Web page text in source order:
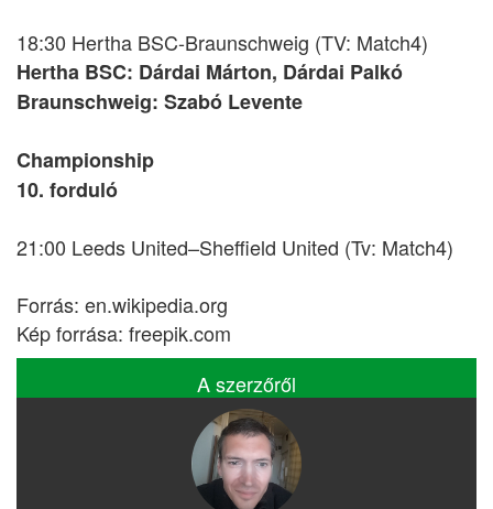
18:30 Hertha BSC-Braunschweig (TV: Match4)
Hertha BSC: Dárdai Márton, Dárdai Palkó
Braunschweig: Szabó Levente
Championship
10. forduló
21:00 Leeds United–Sheffield United (Tv: Match4)
Forrás: en.wikipedia.org
Kép forrása: freepik.com
A szerzőről